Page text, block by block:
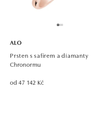
ALO
Prsten s safírem a diamanty
Chronormu
od 47 142 Kč